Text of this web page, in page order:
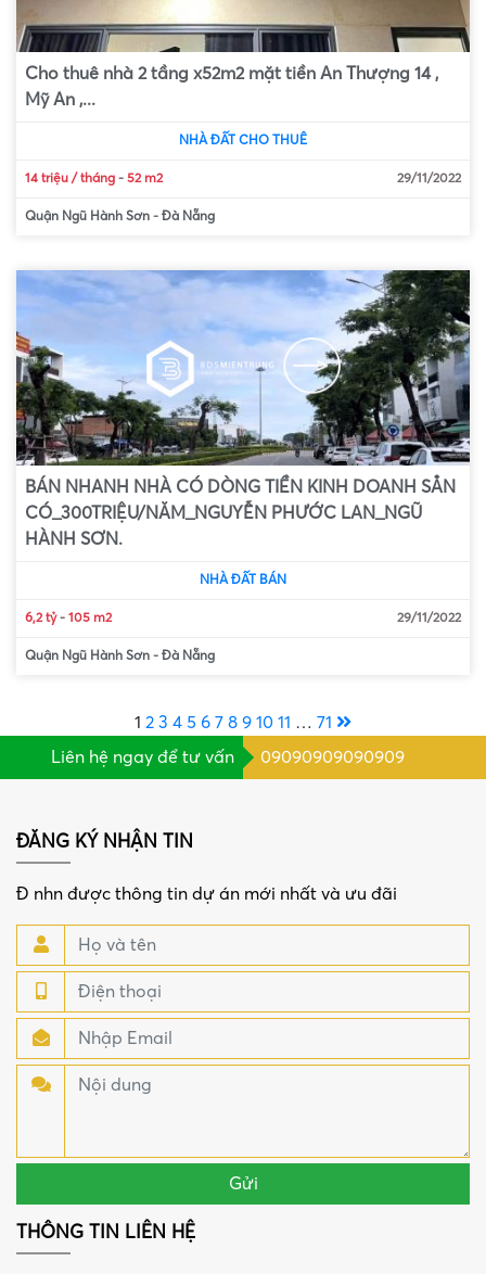
Cho thuê nhà 2 tầng x52m2 mặt tiền An Thượng 14 ,
Mỹ An ,...
NHÀ ĐẤT CHO THUÊ
14 triệu / tháng - 52 m2 29/11/2022
Quận Ngũ Hành Sơn - Đà Nẵng
BÁN NHANH NHÀ CÓ DÒNG TIỀN KINH DOANH SẲN
CÓ_300TRIỆU/NĂM_NGUYỄN PHƯỚC LAN_NGŨ
HÀNH SƠN.
NHÀ ĐẤT BÁN
6,2 tỷ- 105 m2 29/11/2022
Quận Ngũ Hành Sơn - Đà Nẵng
1 2 3 4 5 6 7 8 9 10 11 … 71
Liên hệ ngay để tư vấn
09090909090909
ĐĂNG KÝ NHẬN TIN
Đ nhn được thông tin dự án mới nhất và ưu đãi
THÔNG TIN LIÊN HỆ